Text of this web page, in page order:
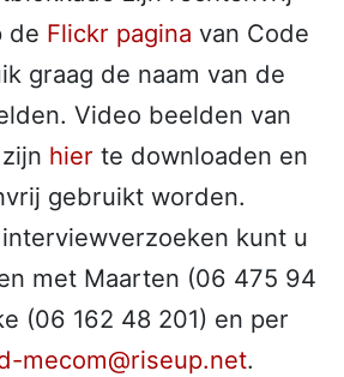
de Flickr pagina van Code
graag de naam van de
Video beelden van
hier te downloaden en
gebruikt worden.
kunt u
met Maarten (06 475 94
(06 162 48 201) en per
mecom@riseup.net.